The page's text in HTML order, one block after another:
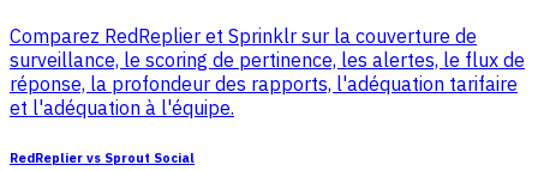
Comparez RedReplier et Sprinklr sur la couverture de
surveillance, le scoring de pertinence, les alertes, le flux de
réponse, la profondeur des rapports, l'adéquation tarifaire
et l'adéquation à l'équipe.
RedReplier vs Sprout Social